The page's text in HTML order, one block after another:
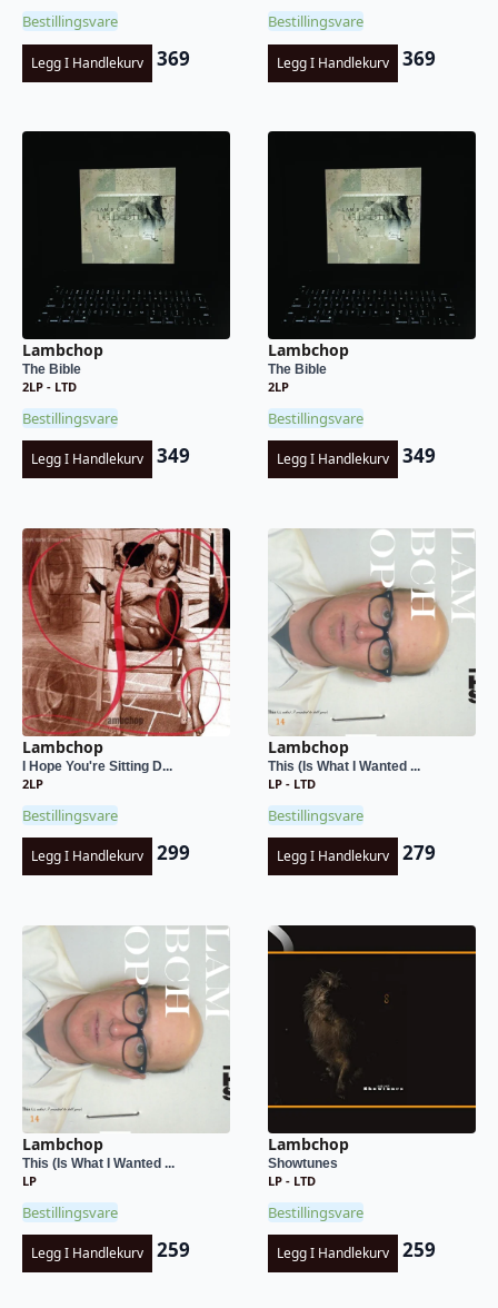
Bestillingsvare
Legg I Handlekurv 369
Bestillingsvare
Legg I Handlekurv 369
Lambchop
The Bible
2LP - LTD
Bestillingsvare
Legg I Handlekurv 349
Lambchop
The Bible
2LP
Bestillingsvare
Legg I Handlekurv 349
Lambchop
I Hope You're Sitting D...
2LP
Bestillingsvare
Legg I Handlekurv 299
Lambchop
This (Is What I Wanted ...
LP - LTD
Bestillingsvare
Legg I Handlekurv 279
Lambchop
This (Is What I Wanted ...
LP
Bestillingsvare
Legg I Handlekurv 259
Lambchop
Showtunes
LP - LTD
Bestillingsvare
Legg I Handlekurv 259